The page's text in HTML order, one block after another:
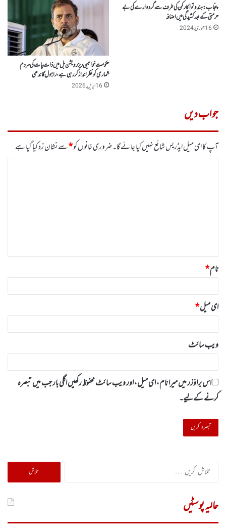
پنجاب :ہندوتوا کارکن کی طرف سے گردوارے کی بے
حرمتی کے بعد کشیدگی میں اضافہ
16 جنوری, 2024
حکومت خواتین ریزرویشن بل میں ذات پات کی مردم
شماری کو نظر انداز کر رہی ہے، راہول گاندھی
16 اپریل, 2026
جواب دیں
آپ کا ای میل ایڈریس شائع نہیں کیا جائے گا۔ضروری خانوں کو*سے نشان زد کیا گیا ہے
نام*
ای میل*
ویب‌ سائٹ
اس براؤزر میں میرا نام، ای میل، اور ویب سائٹ محفوظ رکھیں اگلی بار جب میں تبصرہ
کرنے کےلیے۔
تلاش
کریں
حالیہ پوسٹیں